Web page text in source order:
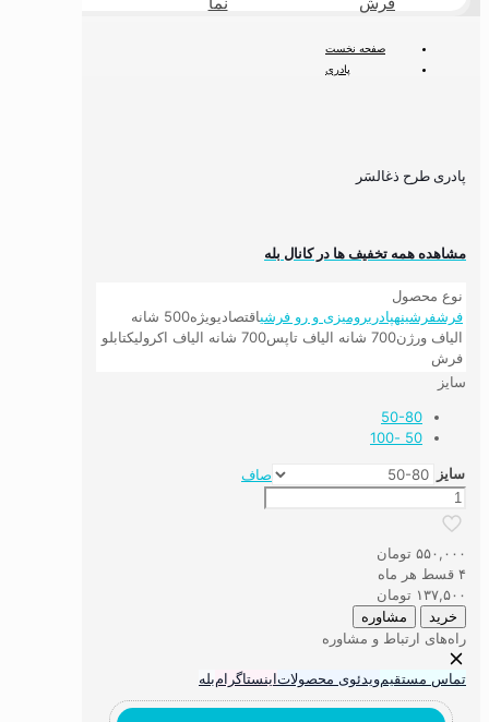
صفحه نخست
پادری
پادری طرح ذغالسَر
مشاهده همه تخفیف ها در کانال بله
نوع محصول
فرشفرشینهپادریرومیزی و رو فرشیاقتصادیویژه
500 شانه
الیاف ورژن700 شانه الیاف تاپس 700 شانه الیاف اکرولیک
تابلو
فرش
سایز
50-80
50 -100
سایز
صاف
پادری
طرح
ذغالسَر
عدد
۵۵۰,۰۰۰ تومان
۴ قسط هر ماه
۱۳۷,۵۰۰ تومان
خرید مشاوره
راه‌های ارتباط و مشاوره
تماس مستقیمویدئوی محصولاتاینستاگرامبله